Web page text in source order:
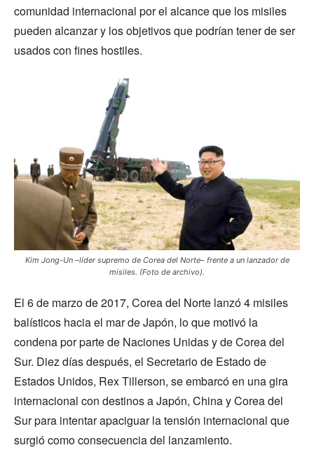
comunidad internacional por el alcance que los misiles
pueden alcanzar y los objetivos que podrían tener de ser
usados con fines hostiles.
Kim Jong-Un –líder supremo de Corea del Norte– frente a un lanzador de
misiles. (Foto de archivo).
El 6 de marzo de 2017, Corea del Norte lanzó 4 misiles
balísticos hacia el mar de Japón, lo que motivó la
condena por parte de Naciones Unidas y de Corea del
Sur. Diez días después, el Secretario de Estado de
Estados Unidos, Rex Tillerson, se embarcó en una gira
internacional con destinos a Japón, China y Corea del
Sur para intentar apaciguar la tensión internacional que
surgió como consecuencia del lanzamiento.